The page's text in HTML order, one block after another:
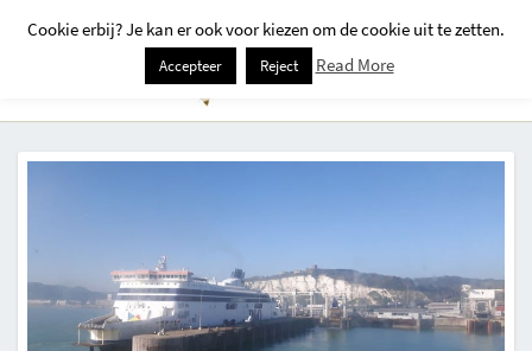
Cookie erbij? Je kan er ook voor kiezen om de cookie uit te zetten.
Accepteer Reject Read More